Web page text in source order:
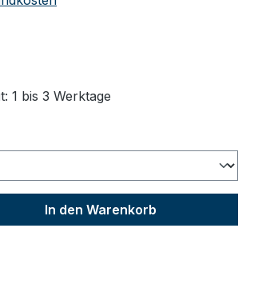
4.67 von 5 Sternen
1 bis 3 Werktage
den gewünschten Wert
In den Warenkorb